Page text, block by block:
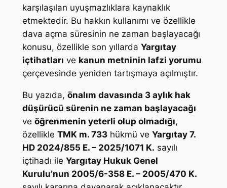
karşılaşılan uyuşmazlıklara kaynaklık
etmektedir. Bu hakkın kullanımı ve özellikle
dava açma süresinin ne zaman başlayacağı
konusu, özellikle son yıllarda Yargıtay
içtihatları ve kanun metninin lafzi yorumu
çerçevesinde yeniden tartışmaya açılmıştır.
Bu yazıda, önalım davasında 3 aylık hak
düşürücü sürenin ne zaman başlayacağı
ve öğrenmenin yeterli olup olmadığı,
özellikle TMK m. 733hükmü ve Yargıtay 7.
HD 2024/855 E. – 2025/1071 K. sayılı
içtihadı ile Yargıtay Hukuk Genel
Kurulu’nun 2005/6-358 E. – 2005/470 K.